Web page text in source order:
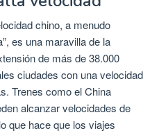
chino, a menudo
es una maravilla de la
de más de 38.000
ciudades con una velocidad
Trenes como el China
alcanzar velocidades de
que hace que los viajes